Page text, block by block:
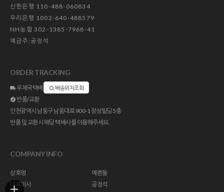
신한은행 110-488-060834
우리은행 1002-640-488579
NH농협 302-1385-7968-41
예금주:공정석
ORDER TRACKING
우체국택배 배송위치조회
반품/교환
인천광역시 남동구 남동대로 900-1 창성빌딩 5층
반품 및 교환시 해당 택배사를 이용해주세요.
COMPANY INFO
상호명
예쁜돌
대표이사
공정석